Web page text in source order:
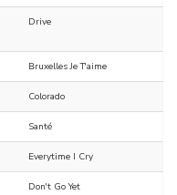
Drive
Bruxelles Je T'aime
Colorado
Santé
Everytime I Cry
Don't Go Yet